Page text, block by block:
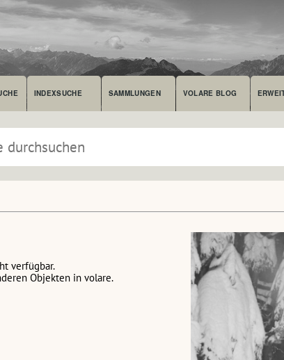
INDEXSUCHE SAMMLUNGEN VOLARE BLOG
verfügbar.
Objekten in volare.